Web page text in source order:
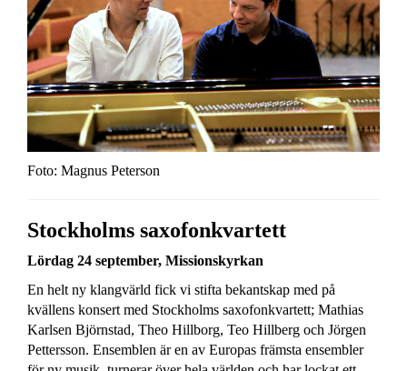
Foto: Magnus Peterson
Stockholms saxofonkvartett
Lördag 24 september, Missionskyrkan
En helt ny klangvärld fick vi stifta bekantskap med på
kvällens konsert med Stockholms saxofonkvartett; Mathias
Karlsen Björnstad, Theo Hillborg, Teo Hillberg och Jörgen
Pettersson. Ensemblen är en av Europas främsta ensembler